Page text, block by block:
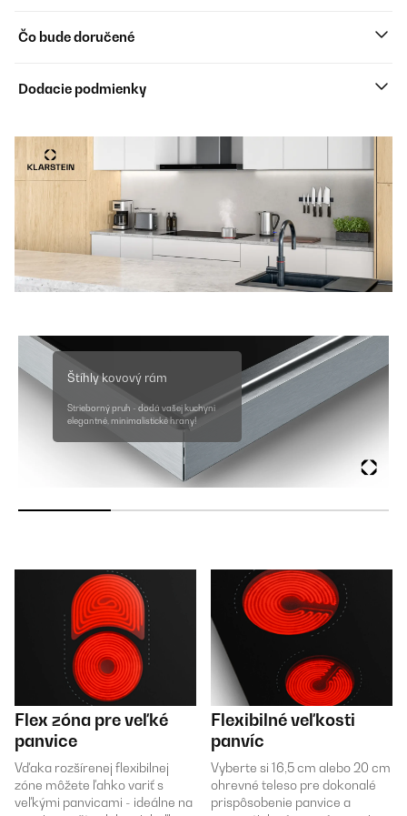
Čo bude doručené
Dodacie podmienky
Štíhly kovový rám
Strieborný pruh - dodá vašej kuchyni
elegantné, minimalistické hrany!
Flex zóna pre veľké
panvice
Vďaka rozšírenej flexibilnej
zóne môžete ľahko variť s
veľkými panvicami - ideálne na
Flexibilné veľkosti
panvíc
Vyberte si 16,5 cm alebo 20 cm
ohrevné teleso pre dokonalé
prispôsobenie panvice a